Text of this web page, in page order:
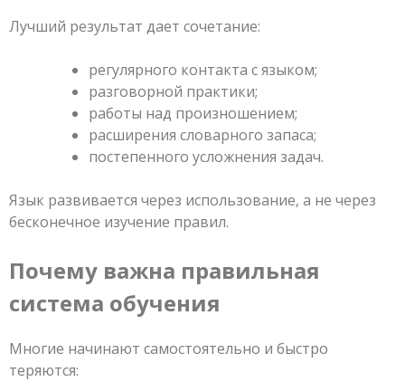
Лучший результат дает сочетание:
регулярного контакта с языком;
разговорной практики;
работы над произношением;
расширения словарного запаса;
постепенного усложнения задач.
Язык развивается через использование, а не через
бесконечное изучение правил.
Почему важна правильная
система обучения
Многие начинают самостоятельно и быстро
теряются: